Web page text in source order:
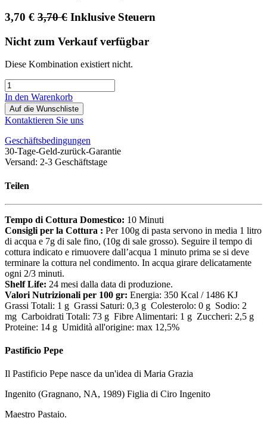
3,70 € 3,70€ Inklusive Steuern
Nicht zum Verkauf verfügbar
Diese Kombination existiert nicht.
In den Warenkorb
Auf die Wunschliste
Kontaktieren Sie uns
Geschäftsbedingungen
30-Tage-Geld-zurück-Garantie
Versand: 2-3 Geschäftstage
Teilen
Tempo di Cottura Domestico: 10 Minuti
Consigli per la Cottura : Per 100g di pasta servono in media 1 litro
di acqua e 7g di sale fino, (10g di sale grosso). Seguire il tempo di
cottura indicato e rimuovere dall’acqua 1 minuto prima se si deve
terminare la cottura nel condimento. In acqua girare delicatamente
ogni 2/3 minuti.
Shelf Life: 24 mesi dalla data di produzione.
Valori Nutrizionali per 100 gr: Energia: 350 Kcal / 1486 KJ
Grassi Totali: 1 g Grassi Saturi: 0,3 g Colesterolo: 0 g Sodio: 2
mg Carboidrati Totali: 73 g Fibre Alimentari: 1 g Zuccheri: 2,5 g
Proteine: 14 g Umidità all'origine: max 12,5%
Pastificio Pepe
Il Pastificio Pepe nasce da un'idea di Maria Grazia
Ingenito (Gragnano, NA, 1989) Figlia di Ciro Ingenito
Maestro Pastaio.